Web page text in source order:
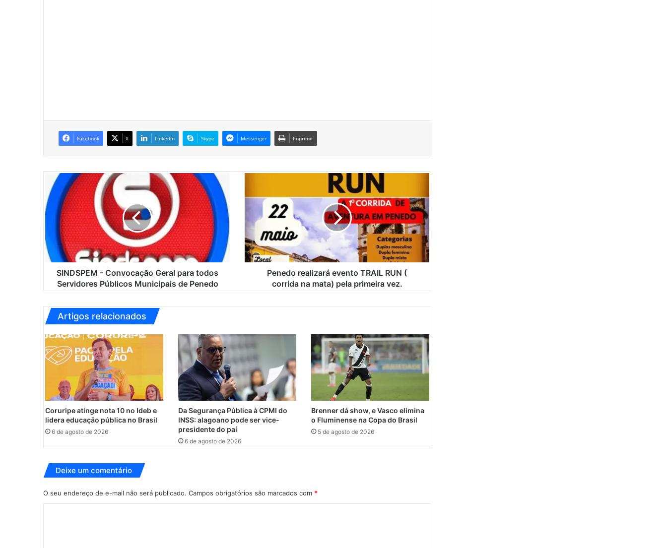
Facebook X Linkedin Skype Messenger Imprimir
N
D
E
M
n
o
c
a
ç
ã
a
l
p
r
t
o
d
SINDSPEM - Convocação Geral para todos
Servidores Públicos Municipais de Penedo
n
r
e
a
z
e
e
t
o
T
A
R
c
Penedo realizará evento TRAIL RUN (
corrida na mata) pela primeira vez.
Artigos relacionados
Coruripe atinge nota 10 no Ideb e
lidera educação pública no Brasil
6 de agosto de 2026
Da Segurança Pública à CPMI do
INSS: alagoano pode ser vice-
presidente do paí
6 de agosto de 2026
Brenner dá show, e Vasco elimina
o Fluminense na Copa do Brasil
5 de agosto de 2026
Deixe um comentário
O seu endereço de e-mail não será publicado. Campos obrigatórios são marcados com *